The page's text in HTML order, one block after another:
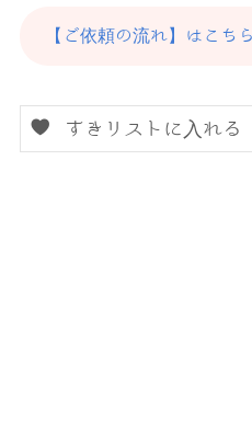
【ご依頼の流れ】はこち
すきリストに入れる